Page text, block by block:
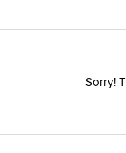
Sorry!